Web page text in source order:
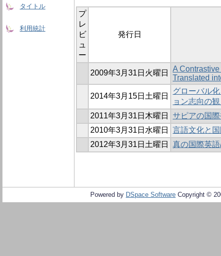
タイトル
利用統計
プ
レ
ビ
ュ
ー
発行日
2009年3月31日火曜日
A
Translated
2014年3月15日土曜日
グローバル
ョン志向の
2011年3月31日木曜日
サピアの国
2010年3月31日水曜日
言語文化と
2012年3月31日土曜日
真の国際英
Powered by DSpace Software Copyright ©